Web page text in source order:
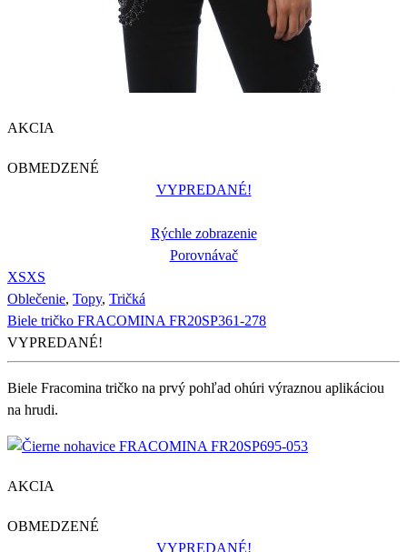
AKCIA
OBMEDZENÉ
VYPREDANÉ!
Rýchle zobrazenie
Porovnávač
XSXS
Oblečenie, Topy, Tričká
Biele tričko FRACOMINA FR20SP361-278
VYPREDANÉ!
Biele Fracomina tričko na prvý pohľad ohúri výraznou aplikáciou
na hrudi.
AKCIA
OBMEDZENÉ
VYPREDANÉ!